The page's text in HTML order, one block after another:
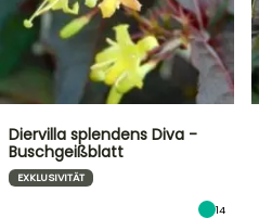
Diervilla splendens Diva -
Buschgeißblatt
EXKLUSIVITÄT
14